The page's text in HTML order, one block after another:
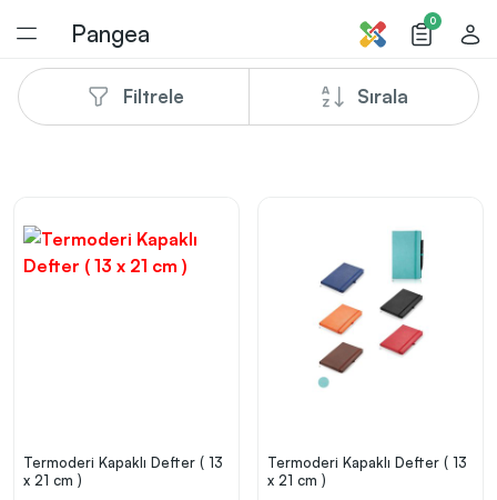
Pangea 0
Filtrele Sırala
Termoderi Kapaklı Defter ( 13
x 21 cm )
Termoderi Kapaklı Defter ( 13
x 21 cm )